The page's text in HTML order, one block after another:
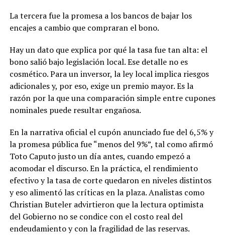
La tercera fue la promesa a los bancos de bajar los
encajes a cambio que compraran el bono.
Hay un dato que explica por qué la tasa fue tan alta: el
bono salió bajo legislación local. Ese detalle no es
cosmético. Para un inversor, la ley local implica riesgos
adicionales y, por eso, exige un premio mayor. Es la
razón por la que una comparación simple entre cupones
nominales puede resultar engañosa.
En la narrativa oficial el cupón anunciado fue del 6,5% y
la promesa pública fue “menos del 9%”, tal como afirmó
Toto Caputo justo un día antes, cuando empezó a
acomodar el discurso. En la práctica, el rendimiento
efectivo y la tasa de corte quedaron en niveles distintos
y eso alimentó las críticas en la plaza. Analistas como
Christian Buteler advirtieron que la lectura optimista
del Gobierno no se condice con el costo real del
endeudamiento y con la fragilidad de las reservas.